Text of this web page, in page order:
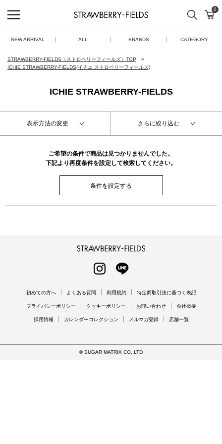
STRAWBERRY-FIELDS
検索 カ
0
NEW ARRIVAL ALL BRANDS CATEGORY
STRAWBERRY-FIELDS（ストロベリーフィールズ）TOP
ICHIE STRAWBERRY-FIELDS(イチエ ストロベリーフィールズ)
ICHIE STRAWBERRY-FIELDS
表示方法の変更 さらに絞り込む
ご希望の条件で商品は見つかりませんでした。
下記より再度条件を設定して検索してください。
条件を設定する
INSTAGRAM
初めての方へ よくある質問 利用規約 特定商取引法に基づく表記
プライバシーポリシー クッキーポリシー お問い合わせ 会社概要
採用情報 カレンダーコレクション メルマガ登録 店舗一覧
© SUGAR MATRIX CO.,LTD